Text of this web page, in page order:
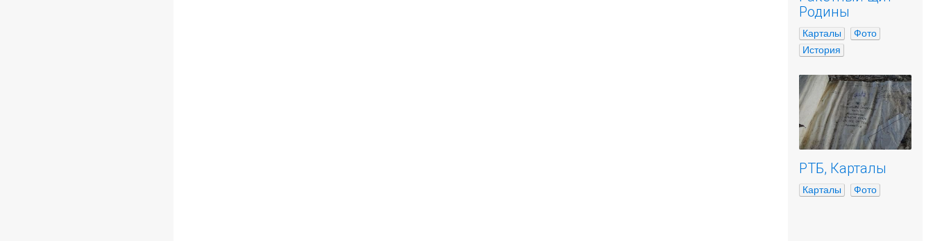
Родины
Карталы
Фото
История
РТБ, Карталы
Карталы Фото